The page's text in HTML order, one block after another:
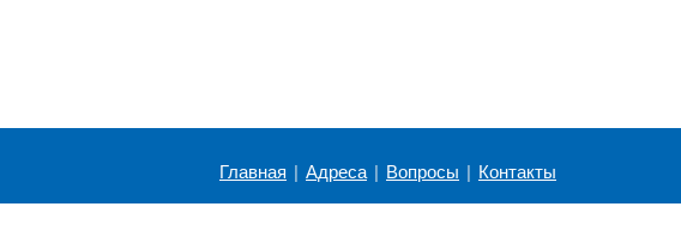
Главная | Адреса | Вопросы | Контакты